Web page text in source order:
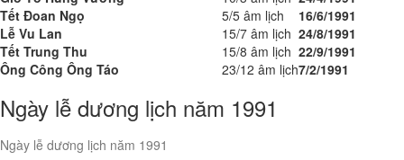
Tết Đoan Ngọ
5/5 âm lịch
16/6/1991
Lễ Vu Lan
15/7 âm lịch 24/8/1991
Tết Trung Thu
15/8 âm lịch 22/9/1991
Ông Công Ông Táo
23/12 âm lịch7/2/1991
Ngày lễ dương lịch năm 1991
Ngày lễ dương lịch năm 1991